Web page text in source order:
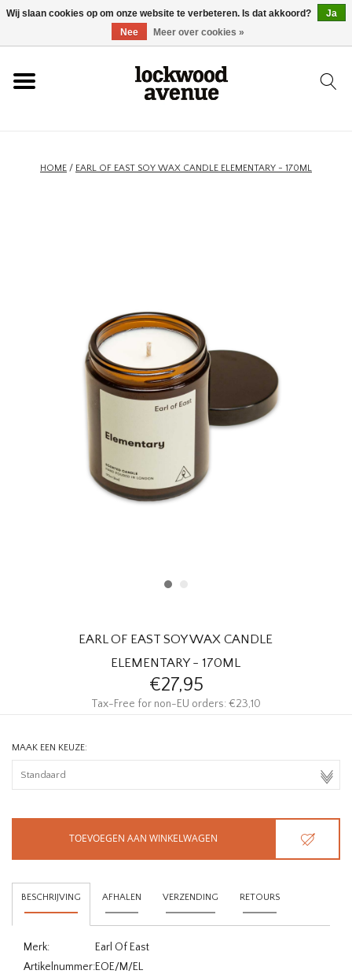
HOME
NIEUWHOME / EARL OF EAST SOY WAX CANDLE ELEMENTARY - 170ML
EARL OF EAST SOY WAX CANDLE
ELEMENTARY - 170ML
€27,95
Tax-Free for non-EU orders: €23,10
MAAK EEN KEUZE:
TOEVOEGEN AAN WINKELWAGEN
BESCHRIJVING AFHALEN VERZENDING RETOURS
Merk:
Earl Of East
Artikelnummer:EOE/M/EL
Wij slaan cookies op om onze website te verbeteren. Is dat akkoord?
Ja
Nee
Meer over cookies »